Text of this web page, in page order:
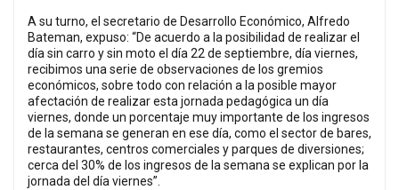
A su turno, el secretario de Desarrollo Económico, Alfredo
Bateman, expuso: “De acuerdo a la posibilidad de realizar el
día sin carro y sin moto el día 22 de septiembre, día viernes,
recibimos una serie de observaciones de los gremios
económicos, sobre todo con relación a la posible mayor
afectación de realizar esta jornada pedagógica un día
viernes, donde un porcentaje muy importante de los ingresos
de la semana se generan en ese día, como el sector de bares,
restaurantes, centros comerciales y parques de diversiones;
cerca del 30% de los ingresos de la semana se explican por la
jornada del día viernes”.